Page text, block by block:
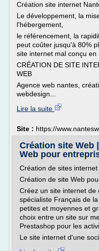
Création site internet
Le développement, la
l'hébergement,
le référencement, la
peut coûter jusqu'à 80%
site internet mal conçu en
CRÉATION DE SITE
WEB
Agence web nantes,
webdesign...
Lire la suite
Site : https://
Création site Web
Web pour
Création de sites internet
Création de site Web
Créez un site internet de
spécialiste Français de
petites et moyennes et
choix entre un site sur
Prestashop pour les
Le site internet d'une